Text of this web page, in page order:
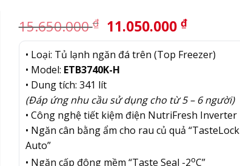
15.650.000₫ Giá
gốc
là:
15.650.000 ₫.
11.050.000₫
hiện
tại
• Loại: Tủ lạnh ngăn đá trên (Top Freezer)
• Model: ETB3740K-H
• Dung tích: 341 lít
(Đáp ứng nhu cầu sử dụng cho từ 5 – 6 người)
• Công nghệ tiết kiệm điện NutriFresh Inverter
• Ngăn cân bằng ẩm cho rau củ quả “TasteLock
Auto”
• Ngăn cấp đông mềm “Taste Seal -2oC”